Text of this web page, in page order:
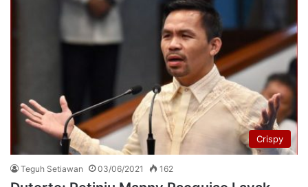
Crispy
Teguh Setiawan 03/06/2021 162